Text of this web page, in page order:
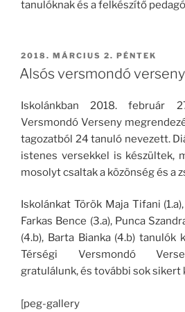
tanulóknak és a felkészítő
BEKÜLDVE:
2018. MÁRCIUS 2. PÉNTEK
Alsós versmondó verseny
Iskolánkban 2018. február
Versmondó Verseny
tagozatból 24 tanuló nevezett.
istenes versekkel is készültek,
mosolyt csaltak a közönség és a
Iskolánkat Török Maja Tifani
Farkas Bence (3.a), Punca
(4.b), Barta Bianka (4.b) tanulók
Térségi Versmondó
gratulálunk, és további sok sikert
[peg-gallery